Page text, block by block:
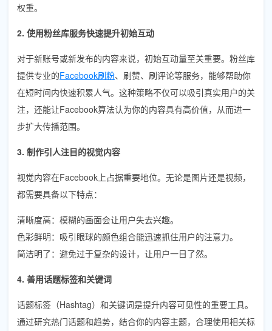
权重。
2. 使用粉丝库服务快速提升初始互动
对于新账号或新发布的内容来说，初始互动量至关重要。粉丝库
提供专业的Facebook刷粉、刷赞、刷评论等服务，能够帮助你
在短时间内快速积累人气。这种策略不仅可以吸引真实用户的关
注，还能让Facebook算法认为你的内容具有高价值，从而进一
步扩大传播范围。
3. 制作引人注目的视觉内容
视觉内容在Facebook上占据重要地位。无论是图片还是视频，
都需要具备以下特点：
清晰度高：模糊的画面会让用户失去兴趣。
色彩鲜明：吸引眼球的颜色组合能迅速抓住用户的注意力。
简洁明了：避免过于复杂的设计，让用户一目了然。
4. 善用话题标签和关键词
话题标签（Hashtag）和关键词是提升内容可见性的重要工具。
通过研究热门话题和趋势，结合你的内容主题，合理使用相关标